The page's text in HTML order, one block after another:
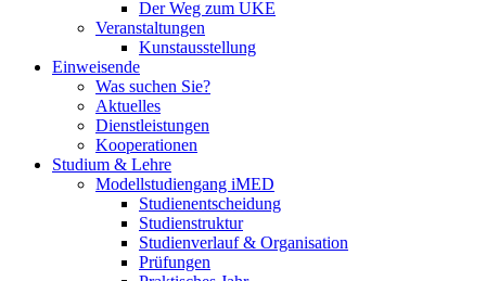
Der Weg zum UKE
Veranstaltungen
Kunstausstellung
Einweisende
Was suchen Sie?
Aktuelles
Dienstleistungen
Kooperationen
Studium & Lehre
Modellstudiengang iMED
Studienentscheidung
Studienstruktur
Studienverlauf & Organisation
Prüfungen